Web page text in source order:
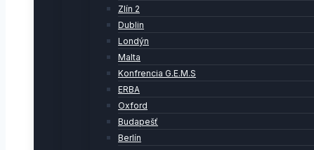
Zlín 2
Dublin
Londýn
Malta
Konfrencia G.E.M.S
ERBA
Oxford
Budapešť
Berlín